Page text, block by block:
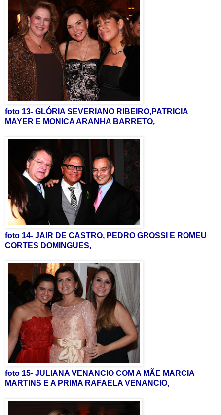
foto 13- GLÓRIA SEVERIANO RIBEIRO,PATRICIA
MAYER E MONICA ARANHA BARRETO,
foto 14- JAIR DE CASTRO, PEDRO GROSSI E ROMEU
CORTES DOMINGUES,
foto 15- JULIANA VENANCIO COM A MÃE MARCIA
MARTINS E A PRIMA RAFAELA VENANCIO,